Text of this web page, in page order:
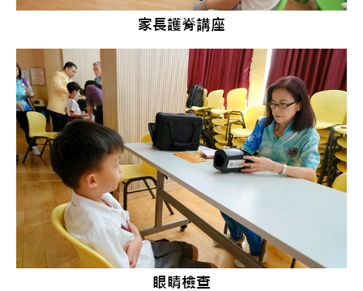
家長護脊講座
眼睛檢查